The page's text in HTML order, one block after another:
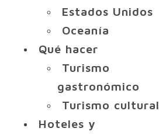
Estados Unidos
Oceanía
Qué hacer
Turismo
gastronómico
Turismo cultural
Hoteles y